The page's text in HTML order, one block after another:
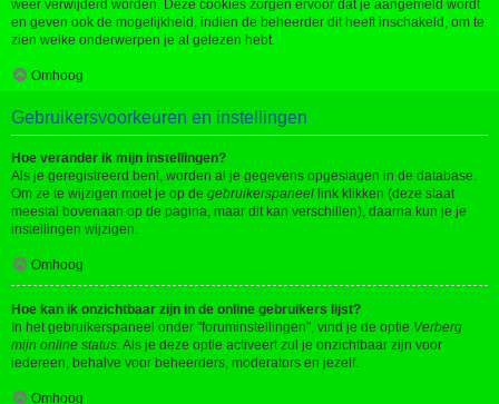
weer verwijderd worden. Deze cookies zorgen ervoor dat je aangemeld wordt
en geven ook de mogelijkheid, indien de beheerder dit heeft inschakeld, om te
zien welke onderwerpen je al gelezen hebt.
Omhoog
Gebruikersvoorkeuren en instellingen
Hoe verander ik mijn instellingen?
Als je geregistreerd bent, worden al je gegevens opgeslagen in de database.
Om ze te wijzigen moet je op de gebruikerspaneel link klikken (deze staat
meestal bovenaan op de pagina, maar dit kan verschillen), daarna kun je je
instellingen wijzigen.
Omhoog
Hoe kan ik onzichtbaar zijn in de online gebruikers lijst?
In het gebruikerspaneel onder "foruminstellingen", vind je de optie Verberg
mijn online status. Als je deze optie activeert zul je onzichtbaar zijn voor
iedereen, behalve voor beheerders, moderators en jezelf.
Omhoog